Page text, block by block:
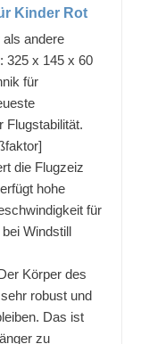
Kinder Rot
andere
325 x 145 x 60
für
Flugstabilität.
die Flugzeiz
hohe
für
Windstill
Körper des
robust und
Das ist
zu